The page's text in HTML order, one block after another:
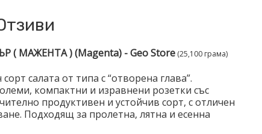
( МАЖЕНТА )(Magenta) - Geo Store (25,100 грама)
салата от типа с “отворена глава”.
компактни и изравнени розетки със
продуктивен и устойчив сорт, с отличен
Подходящ за пролетна, лятна и есенна